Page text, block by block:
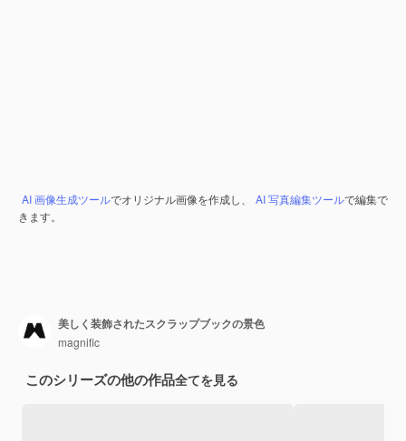
AI 画像生成ツールでオリジナル画像を作成し、 AI 写真編集ツールで編集で
きます。
美しく装飾されたスクラップブックの景色
magnific
このシリーズの他の作品全てを見る